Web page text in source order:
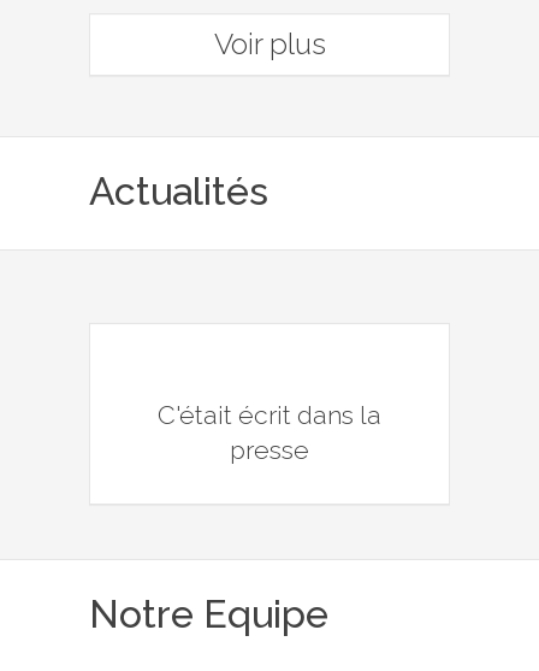
Voir plus
Actualités
C'était écrit dans la
presse
Notre Equipe